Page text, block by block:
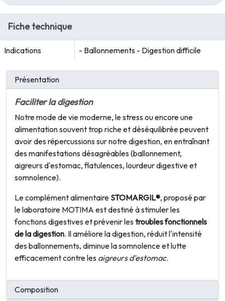
Fiche technique
Indications - Ballonnements - Digestion difficile
Présentation
Faciliter la digestion
Notre mode de vie moderne, le stress ou encore une
alimentation souvent trop riche et déséquilibrée peuvent
avoir des répercussions sur notre digestion, en entraînant
des manifestations désagréables (ballonnement,
aigreurs d'estomac, flatulences, lourdeur digestive et
somnolence).
Le complément alimentaire STOMARGIL®, proposé par
le laboratoire MOTIMA est destiné à stimuler les
fonctions digestives et prévenir les troubles fonctionnels
de la digestion. Il améliore la digestion, réduit l'intensité
des ballonnements, diminue la somnolence et lutte
efficacement contre les aigreurs d'estomac.
Composition